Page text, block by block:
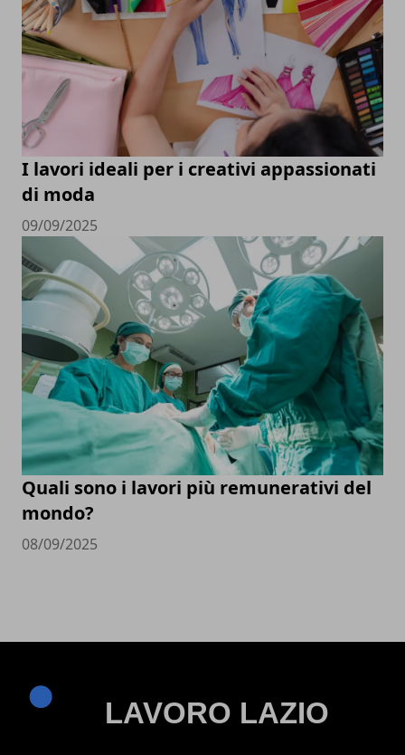
I lavori ideali per i creativi appassionati
di moda
09/09/2025
Quali sono i lavori più remunerativi del
mondo?
08/09/2025